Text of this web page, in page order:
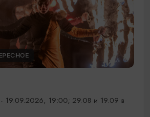
19.09.2026, 19:00; 29.08 и 19.09 в